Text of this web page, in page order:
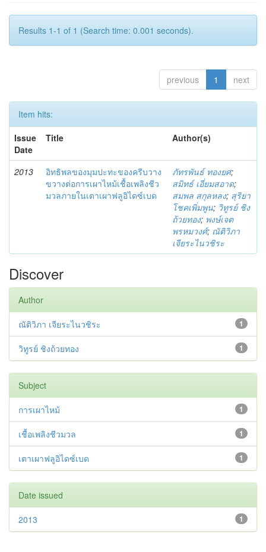
Results 1-1 of 1 (Search time: 0.001 seconds).
previous 1 next
Item hits:
Issue
Date
Title Author(s)
2013
อิทธิพลของมุมปะทะของครีบวาง
ขวางต่อการเผาไหม้เชื้อเพลิงชีว
มวลภายในเตาเผาฟลูอิไดซ์เบด
ภัทรพันธ์ ทองยศ;
สมิทธ์ เอี่ยมสอาด;
สมพล สกุลหลง; สุริยา
โชคเพิ่มพูน; วิทูรย์ ชิง
ถ้วยทอง; พงษ์เจต
พรหมวงศ์; ณัติวิภา
เจียระไนวชิระ
Discover
Author
1
ณัติวิภา เจียระไนวชิระ
1
วิทูรย์ ชิงถ้วยทอง
Subject
1
การเผาไหม้
1
เชื้อเพลิงชีวมวล
1
เตาเผาฟลูอิไดซ์เบด
Date issued
1
2013